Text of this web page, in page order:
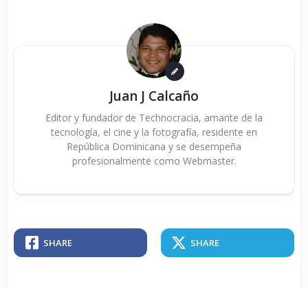
Juan J Calcaño
Editor y fundador de Technocracia, amante de la
tecnología, el cine y la fotografía, residente en
República Dominicana y se desempeña
profesionalmente como Webmaster.
SHARE SHARE